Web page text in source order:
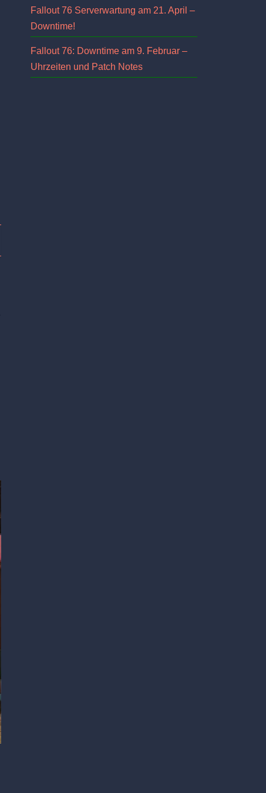
Fallout 76 Serverwartung am 21. April –
Downtime!
Fallout 76: Downtime am 9. Februar –
Uhrzeiten und Patch Notes